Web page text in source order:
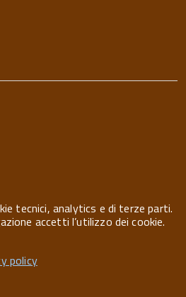
tecnici, analytics e di terze parti.
accetti l’utilizzo dei cookie.
policy
Contatti